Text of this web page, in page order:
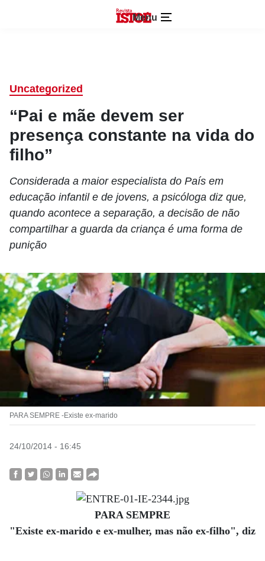
Menu
Uncategorized
“Pai e mãe devem ser
presença constante na vida do
filho”
Considerada a maior especialista do País em
educação infantil e de jovens, a psicóloga diz que,
quando acontece a separação, a decisão de não
compartilhar a guarda da criança é uma forma de
punição
PARA SEMPRE -Existe ex-marido
24/10/2014 - 16:45
PARA SEMPRE
"Existe ex-marido e ex-mulher, mas não ex-filho", diz